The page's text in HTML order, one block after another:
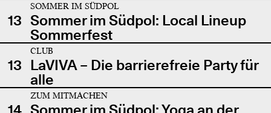
13
SOMMER IM SÜDPOL
Sommer im Südpol: Local Lineup
Sommerfest
13
CLUB
LaVIVA – Die barrierefreie Party für
alle
ZUM MITMACHEN